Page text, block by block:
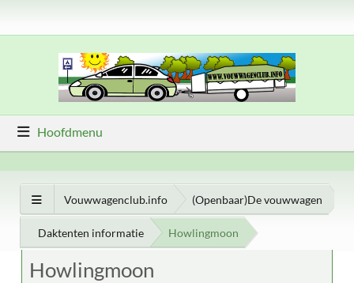
Hoofdmenu
Vouwwagenclub.info (Openbaar)De vouwwagen
Daktenten informatie Howlingmoon
Howlingmoon